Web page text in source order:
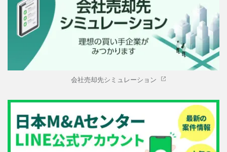
会社売却先シミュレーション